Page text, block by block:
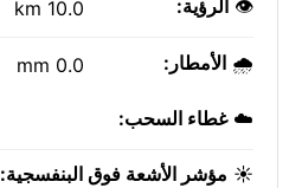
👁️ الرؤية: 10.0 km
🌧️ الأمطار: 0.0 mm
☁️غطاء السحب:
☀️ مؤشر الأشعة فوق البنفسجية: